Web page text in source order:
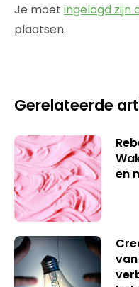
Je moet ingelogd zijn
plaatsen.
Gerelateerde
en